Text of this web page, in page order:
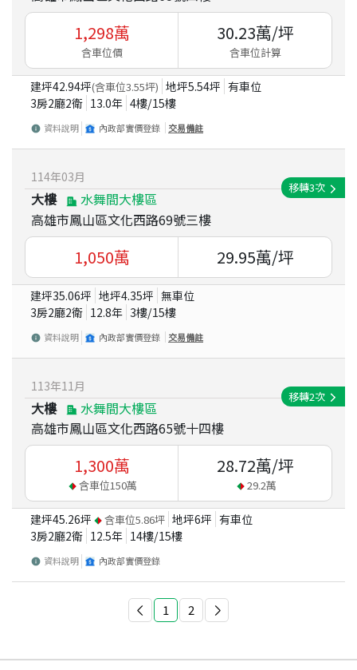
1,298萬
含車位價
30.23萬/坪
含車位計算
建坪42.94坪(含車位3.55坪) 地坪5.54坪 有車位
3房2廳2衛 13.0年 4樓/15樓
資料說明 內政部實價登錄 交易備註
114年03月
大樓
水舞間大樓區
高雄市鳳山區文化西路69號三樓
移轉3次
1,050萬 29.95萬/坪
建坪35.06坪 地坪4.35坪 無車位
3房2廳2衛 12.8年 3樓/15樓
資料說明 內政部實價登錄 交易備註
113年11 月
大樓
水舞間大樓區
高雄市鳳山區文化西路65號十四樓
移轉2次
1,300萬
含車位150萬
28.72萬/坪
29.2萬
建坪45.26坪 含車位5.86坪 地坪6坪 有車位
3房2廳2衛 12.5年 14樓/15樓
資料說明 內政部實價登錄
1 2